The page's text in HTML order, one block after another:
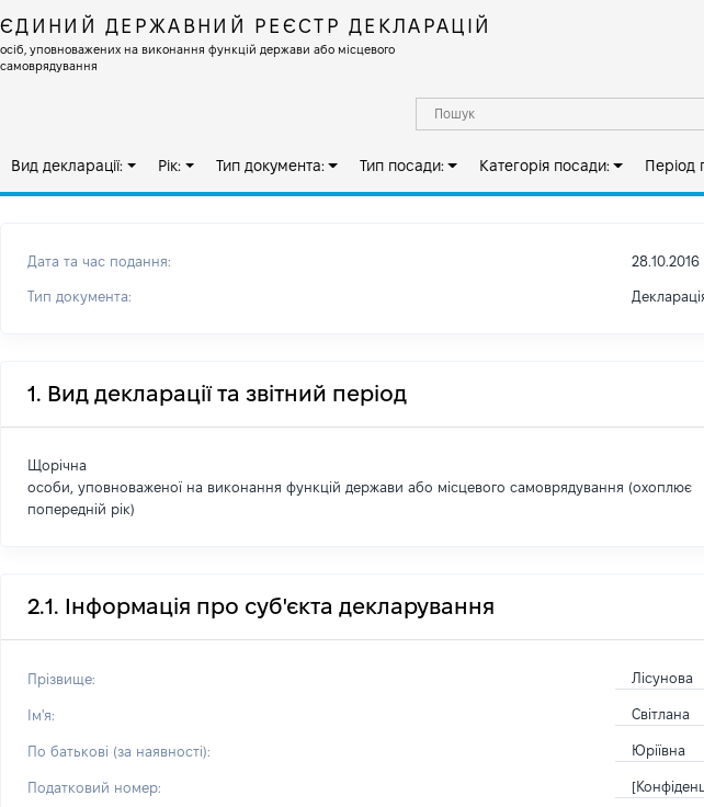
ЄДИНИЙ ДЕРЖАВНИЙ РЕЄСТР ДЕКЛАРАЦІЙ
осіб, уповноважених на виконання функцій держави або місцевого
самоврядування
Вид декларації: Рік: Тип документа: Тип посади: Категорія посади: Період
Дата та час подання: 28.10.2016
Тип документа:
1. Вид декларації та звітний період
Щорічна
особи, уповноваженої на виконання функцій держави або місцевого самоврядування (охоплює
попередній рік)
2.1. Інформація про суб'єкта декларування
Прізвище: Лісунова
Ім'я: Світлана
По батькові (за наявності): Юріївна
Податковий номер: